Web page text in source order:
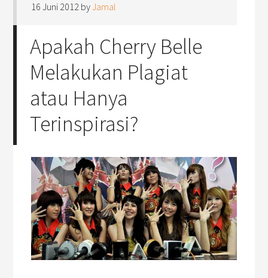
16 Juni 2012 byJamal
Apakah Cherry Belle
Melakukan Plagiat
atau Hanya
Terinspirasi?